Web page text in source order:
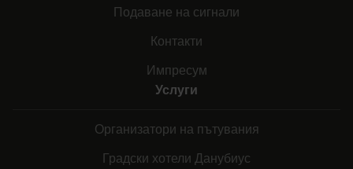
Подаване на сигнали
Контакти
Импресум
Услуги
Организатори на пътувания
Градски хотели Данубиус